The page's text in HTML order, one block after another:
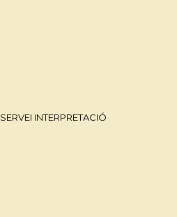
SERVEI INTERPRETACIÓ